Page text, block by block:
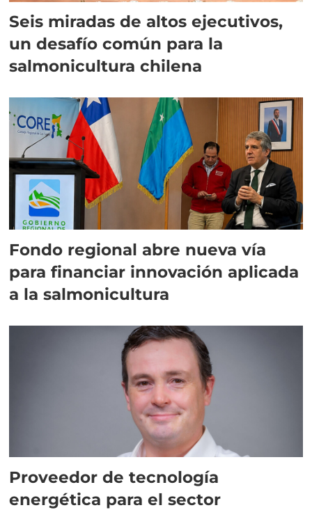
Seis miradas de altos ejecutivos,
un desafío común para la
salmonicultura chilena
Fondo regional abre nueva vía
para financiar innovación aplicada
a la salmonicultura
Proveedor de tecnología
energética para el sector